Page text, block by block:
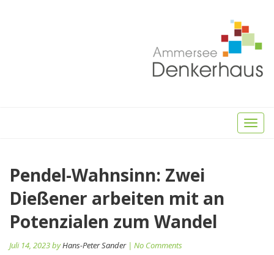
Toggle
Pendel-Wahnsinn: Zwei
Dießener arbeiten mit an
Potenzialen zum Wandel
Juli 14, 2023 byHans-Peter Sander| No Comments
Beitragsnavigation